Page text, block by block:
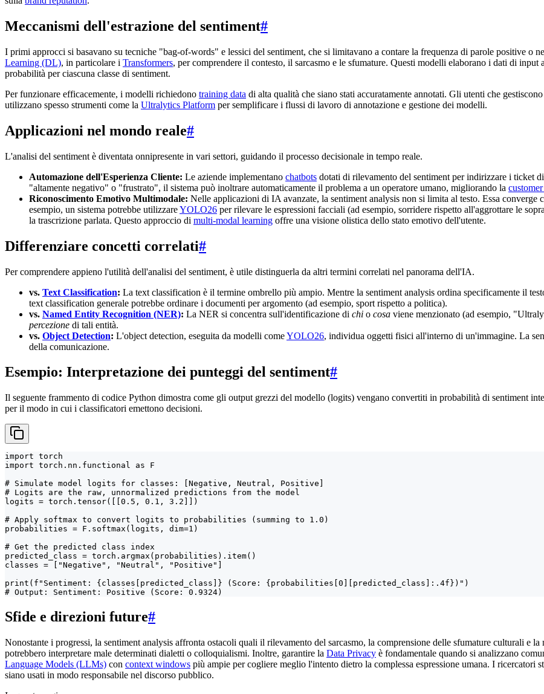
Meccanismi dell'estrazione del sentiment#
I primi approcci si basavano su tecniche "bag-of-words" e lessici del sentiment, che si limitavano a contare la frequenza di parole positive o
Learning (DL), in particolare i Transformers, per comprendere il contesto, il sarcasmo e le sfumature. Questi modelli elaborano i dati di input
probabilità per ciascuna classe di sentiment.
Per funzionare efficacemente, i modelli richiedono training data di alta qualità che siano stati accuratamente annotati. Gli utenti che
utilizzano spesso strumenti come la Ultralytics Platform per semplificare i flussi di lavoro di annotazione e gestione dei modelli.
Applicazioni nel mondo reale#
L'analisi del sentiment è diventata onnipresente in vari settori, guidando il processo decisionale in tempo reale.
Automazione dell'Esperienza Cliente: Le aziende implementano chatbots dotati di rilevamento del sentiment per indirizzare i ticket
"altamente negativo" o "frustrato", il sistema può inoltrare automaticamente il problema a un operatore umano, migliorando la
Riconoscimento Emotivo Multimodale: Nelle applicazioni di IA avanzate, la sentiment analysis non si limita al testo. Essa converge
esempio, un sistema potrebbe utilizzareYOLO26 per rilevare le espressioni facciali (ad esempio, sorridere rispetto all'aggrottare le
la trascrizione parlata. Questo approccio di multi-modal learning offre una visione olistica dello stato emotivo dell'utente.
Differenziare concetti correlati#
Per comprendere appieno l'utilità dell'analisi del sentiment, è utile distinguerla da altri termini correlati nel panorama dell'IA.
vs. Text Classification: La text classification è il termine ombrello più ampio. Mentre la sentiment analysis ordina specificamente il
text classification generale potrebbe ordinare i documenti per argomento (ad esempio, sport rispetto a politica).
vs. Named Entity Recognition (NER): La NER si concentra sull'identificazione di chi o cosa viene menzionato (ad esempio,
percezione di tali entità.
vs. Object Detection: L'object detection, eseguita da modelli comeYOLO26, individua oggetti fisici all'interno di un'immagine. La
della comunicazione.
Esempio: Interpretazione dei punteggi del sentiment#
Il seguente frammento di codice Python dimostra come gli output grezzi del modello (logits) vengano convertiti in probabilità di sentiment
per il modo in cui i classificatori emettono decisioni.
import torch
import torch.nn.functional as F
# Simulate model logits for classes: [Negative, Neutral, Positive]
# Logits are the raw, unnormalized predictions from the model
logits = torch.tensor([[0.5, 0.1, 3.2]])
# Apply softmax to convert logits to probabilities (summing to 1.0)
probabilities = F.softmax(logits, dim=1)
# Get the predicted class index
predicted_class = torch.argmax(probabilities).item()
classes = ["Negative", "Neutral", "Positive"]
print(f"Sentiment: {classes[predicted_class]} (Score: {probabilities[0][predicted_class]:.4f})")
# Output: Sentiment: Positive (Score: 0.9324)
Sfide e direzioni future#
Nonostante i progressi, la sentiment analysis affronta ostacoli quali il rilevamento del sarcasmo, la comprensione delle sfumature culturali e la
potrebbero interpretare male determinati dialetti o colloquialismi. Inoltre, garantire la Data Privacy è fondamentale quando si analizzano
Language Models (LLMs) con context windows più ampie per cogliere meglio l'intento dietro la complessa espressione umana. I ricercatori
siano usati in modo responsabile nel discorso pubblico.